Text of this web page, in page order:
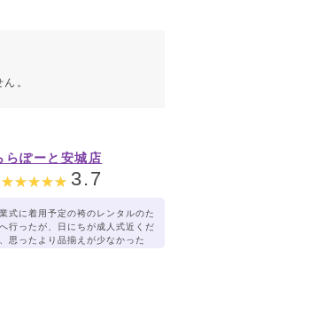
。
ぽーと安城店
3.7
式に着用予定の袴のレンタルのた
行ったが、日にちが成人式近くだ
思ったより品揃えが少なかった